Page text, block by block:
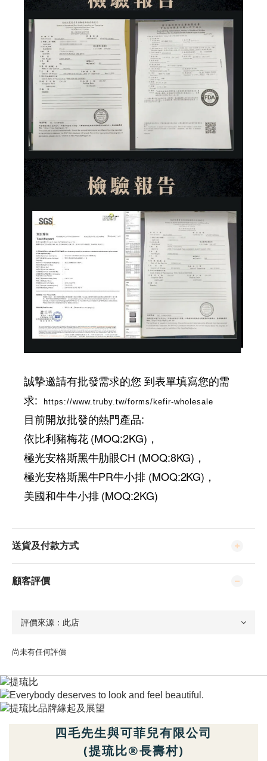
誠摯邀請有批發需求的您 到表單填寫您的需
求:
https://www.truby.tw/forms/kefir-wholesale
目前開放批發的熱門產品:
依比利豬梅花 (MOQ:2KG)，
極光安格斯黑牛肋眼CH (MOQ:8KG)，
極光安格斯黑牛PR牛小排 (MOQ:2KG)，
美國和牛牛小排 (MOQ:2KG)
送貨及付款方式
顧客評價
尚未有任何評價
四毛先生與可菲兒有限公司
(提琉比®長壽村)